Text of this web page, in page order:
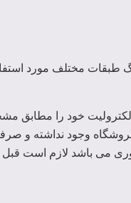
طبقات مختلف مورد
خود را مطابق
وجود نداشته و صرفا
می باشد لازم است قبل